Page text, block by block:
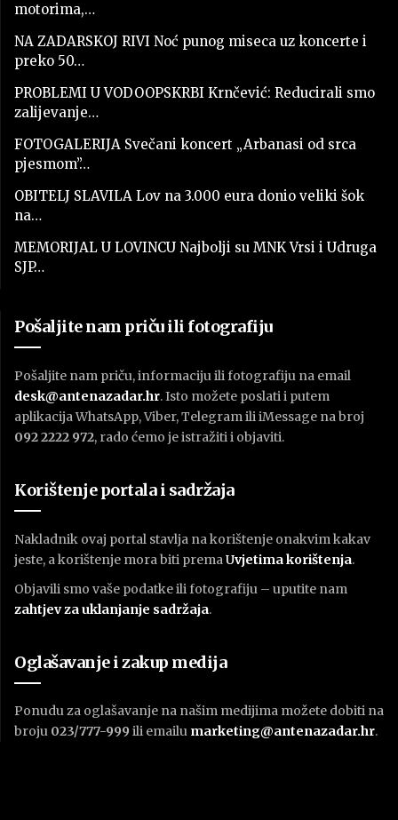
motorima,…
NA ZADARSKOJ RIVI Noć punog miseca uz koncerte i
preko 50…
PROBLEMI U VODOOPSKRBI Krnčević: Reducirali smo
zalijevanje…
FOTOGALERIJA Svečani koncert „Arbanasi od srca
pjesmom”…
OBITELJ SLAVILA Lov na 3.000 eura donio veliki šok
na…
MEMORIJAL U LOVINCU Najbolji su MNK Vrsi i Udruga
SJP…
Pošaljite nam priču ili fotografiju
Pošaljite nam priču, informaciju ili fotografiju na email
desk@antenazadar.hr. Isto možete poslati i putem
aplikacija WhatsApp, Viber, Telegram ili iMessage na broj
092 2222 972, rado ćemo je istražiti i objaviti.
Korištenje portala i sadržaja
Nakladnik ovaj portal stavlja na korištenje onakvim kakav
jeste, a korištenje mora biti premaUvjetima korištenja.
Objavili smo vaše podatke ili fotografiju – uputite nam
zahtjev za uklanjanje sadržaja.
Oglašavanje i zakup medija
Ponudu za oglašavanje na našim medijima možete dobiti na
broju 023/777-999 ili emailu marketing@antenazadar.hr.